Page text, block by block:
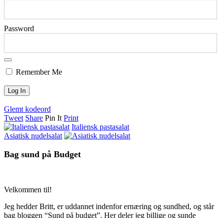
Password
Remember Me
Glemt kodeord
Tweet Share Pin It Print
Italiensk pastasalat
Asiatisk nudelsalat
Bag sund på Budget
Velkommen til!
Jeg hedder Britt, er uddannet indenfor ernæring og sundhed, og står
bag bloggen “Sund på budget”. Her deler jeg billige og sunde